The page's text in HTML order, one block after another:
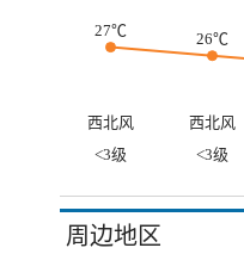
27℃ 26℃
西北风 西北风
<3级
<3级
周边地区